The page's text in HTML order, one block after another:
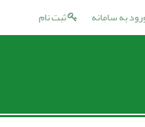
ثبت نام به سامانه